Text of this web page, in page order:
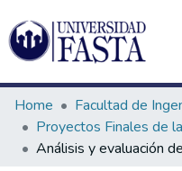
Home
Facultad de